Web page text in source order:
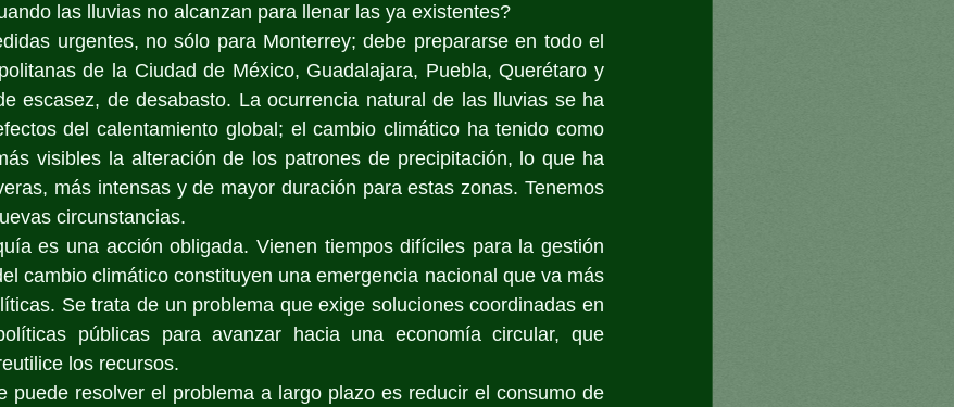
las lluvias no alcanzan para llenar las ya existentes?
urgentes, no sólo para Monterrey; debe prepararse en todo el
de la Ciudad de México, Guadalajara, Puebla, Querétaro y
escasez, de desabasto. La ocurrencia natural de las lluvias se ha
del calentamiento global; el cambio climático ha tenido como
visibles la alteración de los patrones de precipitación, lo que ha
más intensas y de mayor duración para estas zonas. Tenemos
circunstancias.
es una acción obligada. Vienen tiempos difíciles para la gestión
cambio climático constituyen una emergencia nacional que va más
Se trata de un problema que exige soluciones coordinadas en
públicas para avanzar hacia una economía circular, que
los recursos.
puede resolver el problema a largo plazo es reducir el consumo de